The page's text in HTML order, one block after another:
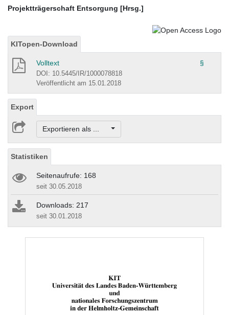
Projektträgerschaft Entsorgung [Hrsg.]
KITopen-Download
Volltext §
DOI: 10.5445/IR/1000078818
Veröffentlicht am 15.01.2018
Export
Exportieren als ...
Statistiken
Seitenaufrufe: 168
seit 30.05.2018
Downloads: 217
seit 30.01.2018